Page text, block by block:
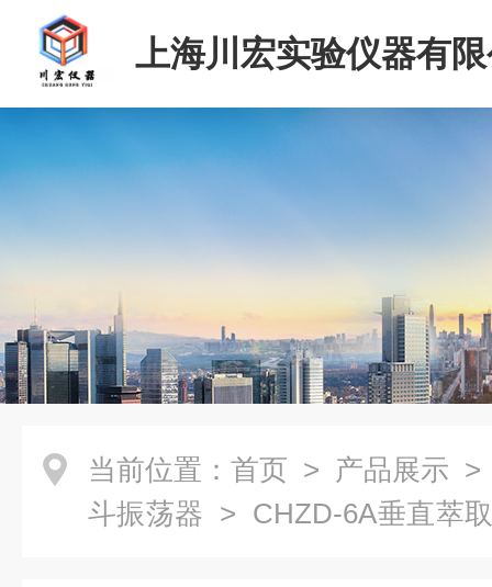
上海川宏实验仪器有
当前位置： 首页 > 产品展示
斗振荡器 > CHZD-6A垂直萃